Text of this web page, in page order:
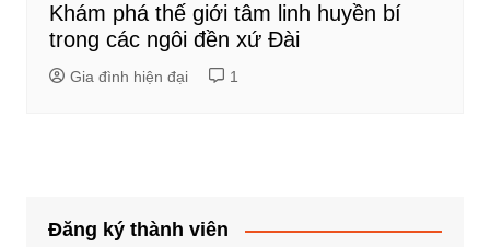
Khám phá thế giới tâm linh huyền bí
trong các ngôi đền xứ Đài
Gia đình hiện đại 1
Đăng ký thành viên